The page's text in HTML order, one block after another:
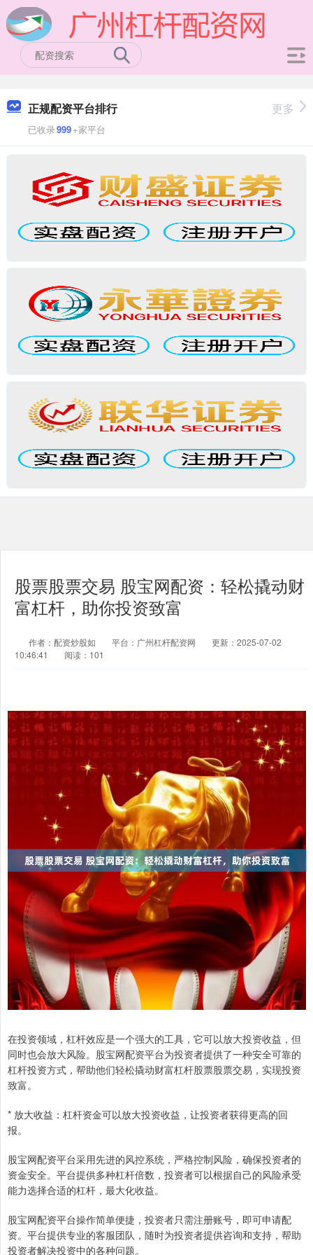
正规配资平台排行
已收录999+家平台
更多
股票股票交易 股宝网配资：轻松撬动财
富杠杆，助你投资致富
作者：配资炒股如 平台：广州杠杆配资网
更新：2025-07-02
10:46:41
阅读：101
在投资领域，杠杆效应是一个强大的工具，它可以放大投资收益，但
同时也会放大风险。股宝网配资平台为投资者提供了一种安全可靠的
杠杆投资方式，帮助他们轻松撬动财富杠杆股票股票交易，实现投资
致富。
* 放大收益：杠杆资金可以放大投资收益，让投资者获得更高的回
报。
股宝网配资平台采用先进的风控系统，严格控制风险，确保投资者的
资金安全。平台提供多种杠杆倍数，投资者可以根据自己的风险承受
能力选择合适的杠杆，最大化收益。
股宝网配资平台操作简单便捷，投资者只需注册账号，即可申请配
资。平台提供专业的客服团队，随时为投资者提供咨询和支持，帮助
投资者解决投资中的各种问题。